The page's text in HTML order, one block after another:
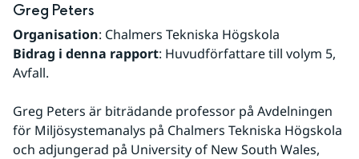
Greg Peters
Organisation: Chalmers Tekniska Högskola
Bidrag i denna rapport: Huvudförfattare till volym 5,
Avfall.
Greg Peters är biträdande professor på Avdelningen
för Miljösystemanalys på Chalmers Tekniska Högskola
och adjungerad på University of New South Wales,